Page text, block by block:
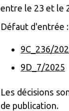
entre le 23 et le
Défaut d'entrée :
9C_236/
9D_7/2025
Les décisions
de publication.